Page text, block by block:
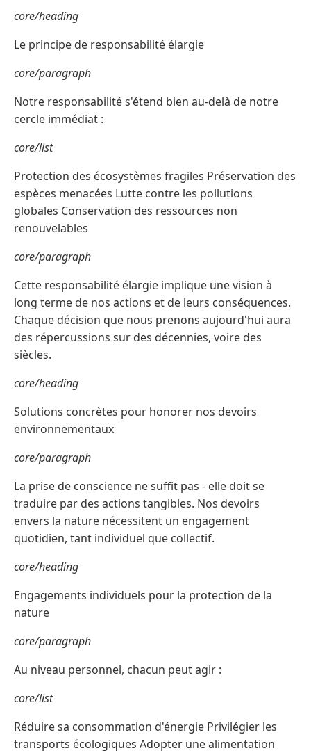
core/heading
Le principe de responsabilité élargie
core/paragraph
Notre responsabilité s'étend bien au-delà de notre
cercle immédiat :
core/list
Protection des écosystèmes fragiles Préservation des
espèces menacées Lutte contre les pollutions
globales Conservation des ressources non
renouvelables
core/paragraph
Cette responsabilité élargie implique une vision à
long terme de nos actions et de leurs conséquences.
Chaque décision que nous prenons aujourd'hui aura
des répercussions sur des décennies, voire des
siècles.
core/heading
Solutions concrètes pour honorer nos devoirs
environnementaux
core/paragraph
La prise de conscience ne suffit pas - elle doit se
traduire par des actions tangibles. Nos devoirs
envers la nature nécessitent un engagement
quotidien, tant individuel que collectif.
core/heading
Engagements individuels pour la protection de la
nature
core/paragraph
Au niveau personnel, chacun peut agir :
core/list
Réduire sa consommation d'énergie Privilégier les
transports écologiques Adopter une alimentation